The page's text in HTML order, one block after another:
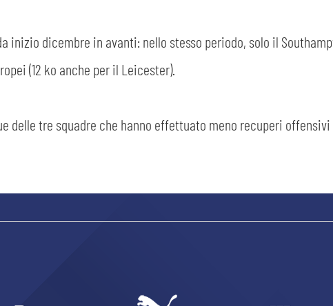
inizio dicembre in avanti: nello stesso periodo, solo il
(12 ko anche per il Leicester).
delle tre squadre che hanno effettuato meno recuperi offensivi
sempre abilitati